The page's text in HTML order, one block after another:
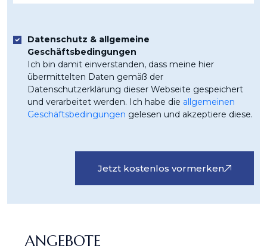
Datenschutz & allgemeine
Geschäftsbedingungen
Ich bin damit einverstanden, dass meine hier
übermittelten Daten gemäß der
Datenschutzerklärung dieser Webseite gespeichert
und verarbeitet werden. Ich habe die allgemeinen
Geschäftsbedingungen gelesen und akzeptiere diese.
Jetzt kostenlos vormerken
ANGEBOTE